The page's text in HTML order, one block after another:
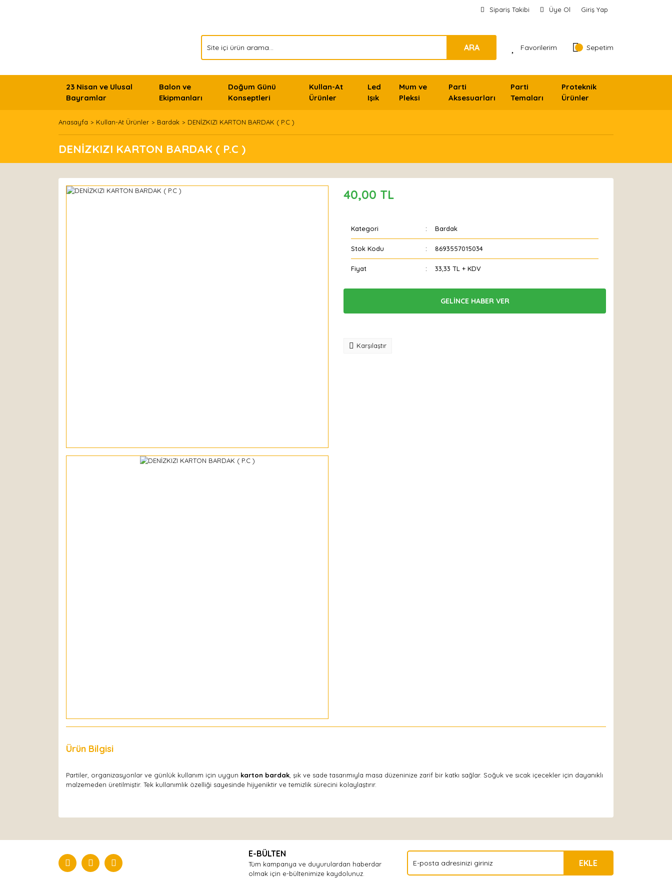
Sipariş Takibi Üye Ol Giriş Yap
ARA Favorilerim Sepetim
23 Nisan ve Ulusal
Bayramlar
Balon ve
Ekipmanları
Doğum Günü
Konseptleri
Kullan-At
Ürünler
Led
Işık
Mum ve
Pleksi
Parti
Aksesuarları
Parti
Temaları
Proteknik
Ürünler
Anasayfa Kullan-At Ürünler Bardak DENİZKIZI KARTON BARDAK ( P.C )
DENİZKIZI KARTON BARDAK ( P.C )
40,00 TL
Kategori Bardak
Stok Kodu 8693557015034
Fiyat 33,33 TL + KDV
GELİNCE HABER VER
Karşılaştır
Ürün Bilgisi
Partiler, organizasyonlar ve günlük kullanım için uygun karton bardak , şık ve sade tasarımıyla masa düzeninize zarif bir katkı sağlar. Soğuk ve sıcak içecekler için dayanıklı
malzemeden üretilmiştir. Tek kullanımlık özelliği sayesinde hijyeniktir ve temizlik sürecini kolaylaştırır.
Yorum Yaz
E-BÜLTEN
Tüm kampanya ve duyurulardan haberdar
olmak için e-bültenimize kaydolunuz.
EKLE